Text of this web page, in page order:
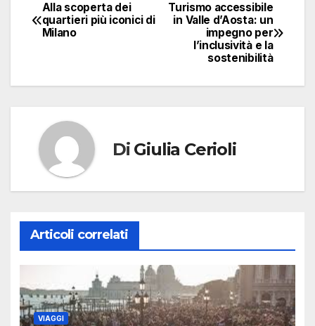
Navigazione
articoli
Turismo accessibile
in Valle d’Aosta: un
impegno per
l’inclusività e la
sostenibilità
Alla scoperta dei
quartieri più iconici di
Milano
Di Giulia Cerioli
Articoli correlati
VIAGGI